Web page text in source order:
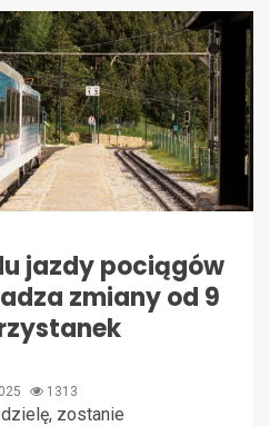
jazdy pociągów
zmiany od 9
1313
zostanie